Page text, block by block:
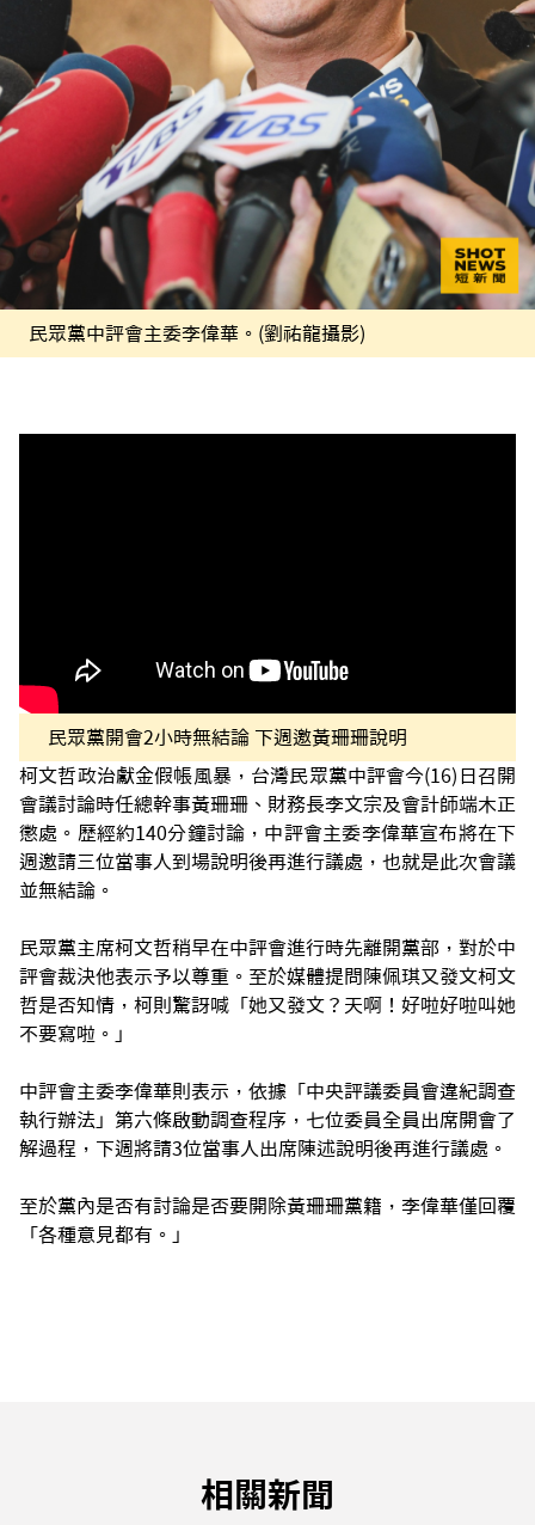
民眾黨中評會主委李偉華。(劉祐龍攝影)
民眾黨開會2小時無結論 下週邀黃珊珊說明
柯文哲政治獻金假帳風暴，台灣民眾黨中評會今(16)日召開
會議討論時任總幹事黃珊珊、財務長李文宗及會計師端木正
懲處。歷經約140分鐘討論，中評會主委李偉華宣布將在下
週邀請三位當事人到場說明後再進行議處，也就是此次會議
並無結論。
民眾黨主席柯文哲稍早在中評會進行時先離開黨部，對於中
評會裁決他表示予以尊重。至於媒體提問陳佩琪又發文柯文
哲是否知情，柯則驚訝喊「她又發文？天啊！好啦好啦叫她
不要寫啦。」
中評會主委李偉華則表示，依據「中央評議委員會違紀調查
執行辦法」第六條啟動調查程序，七位委員全員出席開會了
解過程，下週將請3位當事人出席陳述說明後再進行議處。
至於黨內是否有討論是否要開除黃珊珊黨籍，李偉華僅回覆
「各種意見都有。」
相關新聞